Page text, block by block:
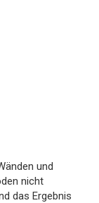
und
nicht
das Ergebnis